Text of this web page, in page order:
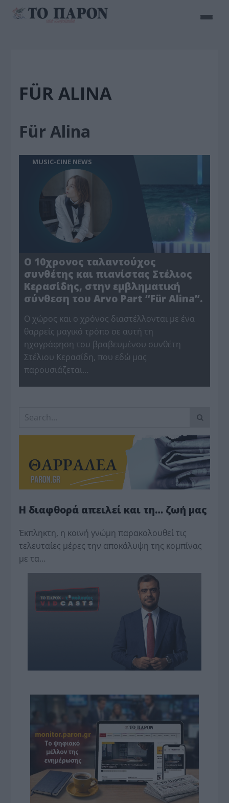
FÜR ALINA
Für Alina
MUSIC-CINE NEWS
Ο 10χρονος ταλαντούχος
συνθέτης και πιανίστας Στέλιος
Κερασίδης, στην εμβληματική
σύνθεση του Arvo Part “Für Alina”.
Ο χώρος και ο χρόνος διαστέλλονται με ένα
θαρρείς μαγικό τρόπο σε αυτή τη
ηχογράφηση του βραβευμένου συνθέτη
Στέλιου Κερασίδη, που εδώ μας
παρουσιάζεται…
Η διαφθορά απειλεί και τη… ζωή μας
Έκπληκτη, η κοινή γνώμη παρακολουθεί τις
τελευταίες μέρες την αποκάλυψη της κο­μπίνας
με τα…